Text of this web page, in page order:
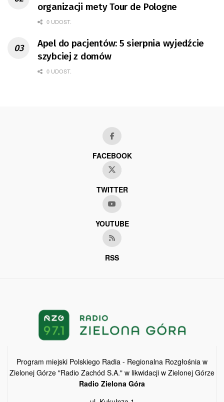
organizacji mety Tour de Pologne
0 UDOST.
Apel do pacjentów: 5 sierpnia wyjedźcie
szybciej z domów
0 UDOST.
FACEBOOK
TWITTER
YOUTUBE
RSS
Program miejski Polskiego Radia - Regionalna Rozgłośnia w
Zielonej Górze "Radio Zachód S.A." w likwidacji w Zielonej Górze
Radio Zielona Góra